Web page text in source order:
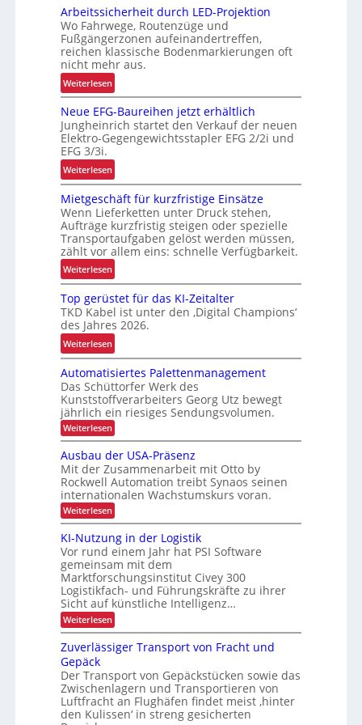
n
n
e
r
b
e
t
r
i
e
b
l
i
c
h
e
n
L
a
s
t
e
n
t
r
a
n
s
o
r
t
Arbeitssicherheit durch LED-Projektion
Wo Fahrwege, Routenzüge und
Fußgängerzonen aufeinandertreffen,
reichen klassische Bodenmarkierungen oft
nicht mehr aus.
Weiterlesen:
A
r
b
e
i
t
s
s
i
c
h
r
h
e
i
t
d
u
r
c
h
L
E
D
-
P
r
o
j
e
k
t
i
o
n
Neue EFG-Baureihen jetzt erhältlich
Jungheinrich startet den Verkauf der neuen
Elektro-Gegengewichtsstapler EFG 2/2i und
EFG 3/3i.
Weiterlesen:
N
e
u
e
E
F
G
B
a
u
r
e
i
h
e
n
j
e
t
z
t
e
r
h
ä
l
t
l
i
c
Mietgeschäft für kurzfristige Einsätze
Wenn Lieferketten unter Druck stehen,
Aufträge kurzfristig steigen oder spezielle
Transportaufgaben gelöst werden müssen,
zählt vor allem eins: schnelle Verfügbarkeit.
Weiterlesen:
M
i
e
t
g
e
s
c
h
ä
f
t
f
ü
r
k
r
z
f
r
i
s
t
i
e
E
i
Top gerüstet für das KI-Zeitalter
TKD Kabel ist unter den ‚Digital Champions‘
des Jahres 2026.
Weiterlesen:
T
o
p
g
e
r
s
t
e
t
f
ü
r
d
a
s
K
I
-
e
i
t
Automatisiertes Palettenmanagement
Das Schüttorfer Werk des
Kunststoffverarbeiters Georg Utz bewegt
jährlich ein riesiges Sendungsvolumen.
Weiterlesen:
A
t
o
m
a
t
i
i
e
r
t
e
s
P
a
l
e
t
e
n
m
a
n
Ausbau der USA-Präsenz
Mit der Zusammenarbeit mit Otto by
Rockwell Automation treibt Synaos seinen
internationalen Wachstumskurs voran.
Weiterlesen:
A
s
b
a
u
d
e
r
U
S
A
r
ä
s
e
KI-Nutzung in der Logistik
Vor rund einem Jahr hat PSI Software
gemeinsam mit dem
Marktforschungsinstitut Civey 300
Logistikfach- und Führungskräfte zu ihrer
Sicht auf künstliche Intelligenz…
Weiterlesen:
K
I
-
u
t
z
u
n
Zuverlässiger Transport von Fracht und
Gepäck
Der Transport von Gepäckstücken sowie das
Zwischenlagern und Transportieren von
Luftfracht an Flughäfen findet meist ‚hinter
den Kulissen‘ in streng gesicherten